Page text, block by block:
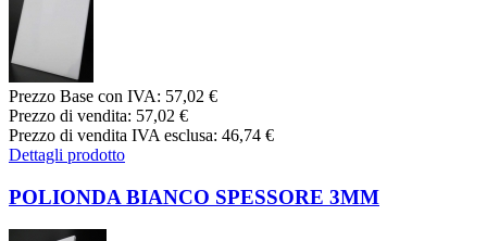
Prezzo Base con IVA: 57,02 €
Prezzo di vendita: 57,02 €
Prezzo di vendita IVA esclusa: 46,74 €
Dettagli prodotto
POLIONDA BIANCO SPESSORE 3MM